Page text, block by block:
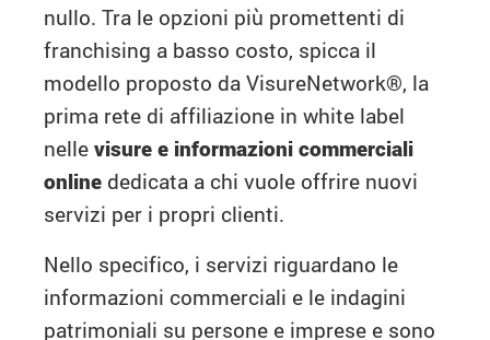
nullo. Tra le opzioni più promettenti di
franchising a basso costo, spicca il
modello proposto da VisureNetwork®, la
prima rete di affiliazione in white label
nelle visure e informazioni commerciali
online dedicata a chi vuole offrire nuovi
servizi per i propri clienti.
Nello specifico, i servizi riguardano le
informazioni commerciali e le indagini
patrimoniali su persone e imprese e sono